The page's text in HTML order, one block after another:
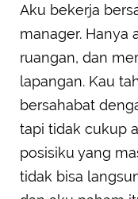
Aku bekerja
manager. Hanya
ruangan, dan
lapangan. Kau
bersahabat
tapi tidak cukup
posisiku yang
tidak bisa